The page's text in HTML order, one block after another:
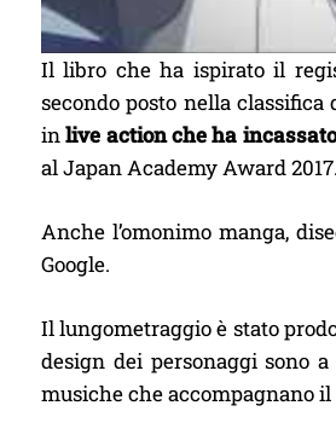
Il libro che ha ispirato il
secondo posto nella
inlive action che ha
al Japan Academy Award 2017.
Anche l’omonimo manga,
Google.
Il lungometraggio è stato
design dei personaggi sono
musiche che accompagnano